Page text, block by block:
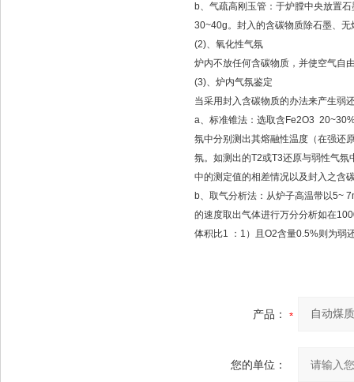
b、气疏高刚玉管：于炉膛中央放置
30~40g。封入的含碳物质除石墨、
(2)、氧化性气氛
炉内不放任何含碳物质，并使空气自
(3)、炉内气氛鉴定
当采用封入含碳物质的办法来产生弱
a、标准锥法：选取含Fe2О3
氛中分别测出其熔融性温度（在强还
氛。如测出的T2或T3还原与弱性气
中的测定值的相差情况以及封入之含
b、取气分析法：从炉子高温带以5~
的速度取出气体进行万分分析如在
体积比1 ：1）且O2含量0.5%则为弱
产品：
您的单位：